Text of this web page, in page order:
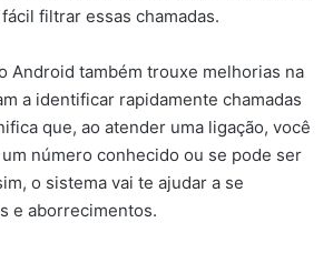
filtrar essas chamadas.
Android também trouxe melhorias na
a identificar rapidamente chamadas
que, ao atender uma ligação, você
número conhecido ou se pode ser
o sistema vai te ajudar a se
e aborrecimentos.